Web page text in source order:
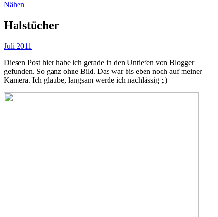
Nähen
Halstücher
Juli 2011
Diesen Post hier habe ich gerade in den Untiefen von Blogger
gefunden. So ganz ohne Bild. Das war bis eben noch auf meiner
Kamera. Ich glaube, langsam werde ich nachlässig ;.)